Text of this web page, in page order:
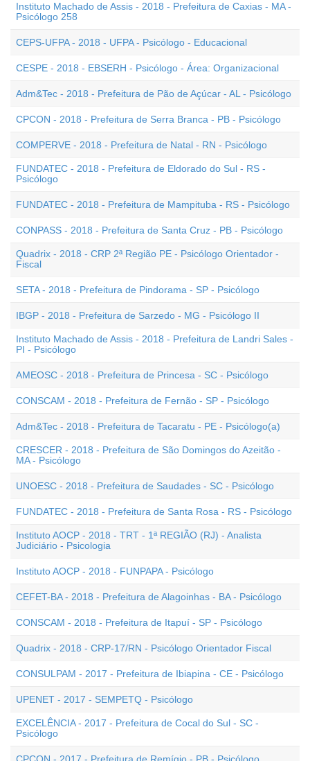
Instituto Machado de Assis - 2018 - Prefeitura de Caxias - MA -
Psicólogo 258
CEPS-UFPA - 2018 - UFPA - Psicólogo - Educacional
CESPE - 2018 - EBSERH - Psicólogo - Área: Organizacional
Adm&Tec - 2018 - Prefeitura de Pão de Açúcar - AL - Psicólogo
CPCON - 2018 - Prefeitura de Serra Branca - PB - Psicólogo
COMPERVE - 2018 - Prefeitura de Natal - RN - Psicólogo
FUNDATEC - 2018 - Prefeitura de Eldorado do Sul - RS -
Psicólogo
FUNDATEC - 2018 - Prefeitura de Mampituba - RS - Psicólogo
CONPASS - 2018 - Prefeitura de Santa Cruz - PB - Psicólogo
Quadrix - 2018 - CRP 2ª Região PE - Psicólogo Orientador -
Fiscal
SETA - 2018 - Prefeitura de Pindorama - SP - Psicólogo
IBGP - 2018 - Prefeitura de Sarzedo - MG - Psicólogo II
Instituto Machado de Assis - 2018 - Prefeitura de Landri Sales -
PI - Psicólogo
AMEOSC - 2018 - Prefeitura de Princesa - SC - Psicólogo
CONSCAM - 2018 - Prefeitura de Fernão - SP - Psicólogo
Adm&Tec - 2018 - Prefeitura de Tacaratu - PE - Psicólogo(a)
CRESCER - 2018 - Prefeitura de São Domingos do Azeitão -
MA - Psicólogo
UNOESC - 2018 - Prefeitura de Saudades - SC - Psicólogo
FUNDATEC - 2018 - Prefeitura de Santa Rosa - RS - Psicólogo
Instituto AOCP - 2018 - TRT - 1ª REGIÃO (RJ) - Analista
Judiciário - Psicologia
Instituto AOCP - 2018 - FUNPAPA - Psicólogo
CEFET-BA - 2018 - Prefeitura de Alagoinhas - BA - Psicólogo
CONSCAM - 2018 - Prefeitura de Itapuí - SP - Psicólogo
Quadrix - 2018 - CRP-17/RN - Psicólogo Orientador Fiscal
CONSULPAM - 2017 - Prefeitura de Ibiapina - CE - Psicólogo
UPENET - 2017 - SEMPETQ - Psicólogo
EXCELÊNCIA - 2017 - Prefeitura de Cocal do Sul - SC -
Psicólogo